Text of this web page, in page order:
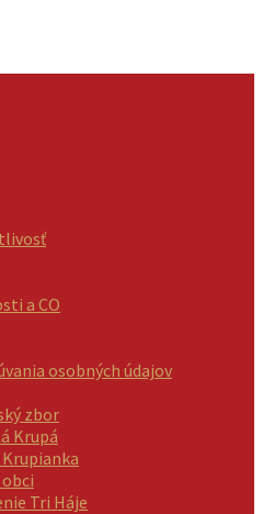
a CO
osobných údajov
zbor
Krupá
Tri Háje